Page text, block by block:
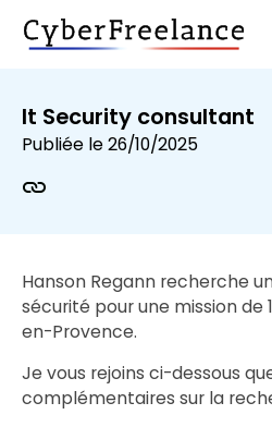
It Security consultant
Publiée le26/10/2025
Hanson Regann recherche
sécurité pour une mission de
en-Provence.
Je vous rejoins ci-dessous
complémentaires sur la